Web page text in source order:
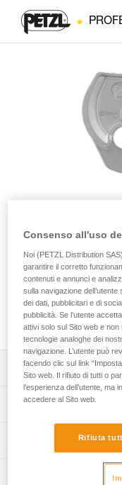
Kit
Kit di riparazione
Kit di riparazione per
composto da una
Descrizione
Kit di riparazione
Specifiche tecniche
Peso: 103 g
Materiali:
Informazioni tecniche
Scarica il pdf
Consenso all'uso
Noi (PETZL Distribution
garantire il corretto
contenuti e annunci e
sulla navigazione
dei dati, pubblicitari e di
pubblicità. Se l’utente
attivi solo sul Sito web e non
tecnologie analoghe dei
navigazione. L’utente può
facendo clic sul link
Sito web. Il rifiuto di tutti o
l’esperienza dell’utente, ma
accedere al Sito web.
Rifiuta